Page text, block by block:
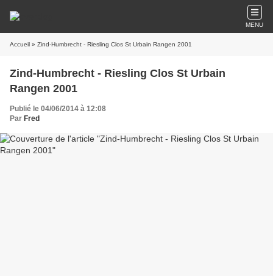
MENU
Accueil » Zind-Humbrecht - Riesling Clos St Urbain Rangen 2001
Zind-Humbrecht - Riesling Clos St Urbain
Rangen 2001
Publié le 04/06/2014 à 12:08
Par Fred